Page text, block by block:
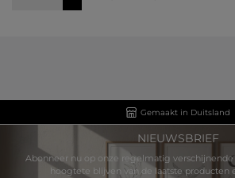
Gemaakt in Duitsland
NIEUWSBRIEF
Abonneer nu op onze regelmatig
hoogtete blijven van de laatste producten